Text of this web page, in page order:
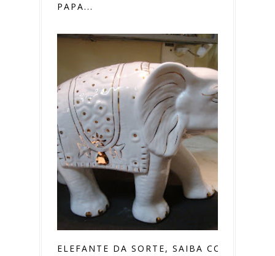
PAPA...
ELEFANTE DA SORTE, SAIBA COMO